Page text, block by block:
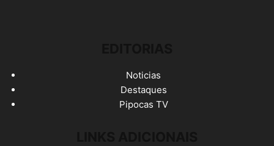
Noticias
Destaques
Pipocas TV